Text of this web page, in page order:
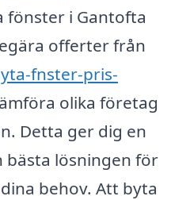
fönster i Gantofta
offerter från
fnster-pris-
olika företag
Detta ger dig en
lösningen för
behov. Att byta